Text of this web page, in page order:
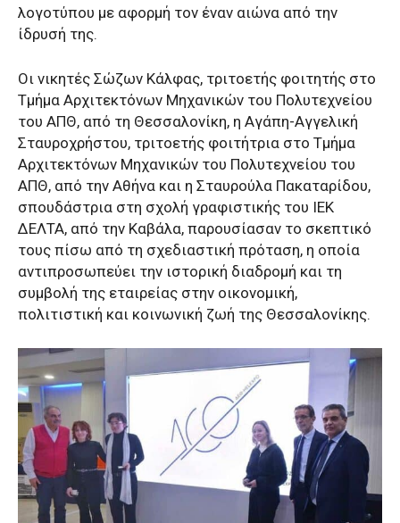
λογοτύπου με αφορμή τον έναν αιώνα από την
ίδρυσή της.
Οι νικητές Σώζων Κάλφας, τριτοετής φοιτητής στο
Τμήμα Αρχιτεκτόνων Μηχανικών του Πολυτεχνείου
του ΑΠΘ, από τη Θεσσαλονίκη, η Αγάπη-Αγγελική
Σταυροχρήστου, τριτοετής φοιτήτρια στο Τμήμα
Αρχιτεκτόνων Μηχανικών του Πολυτεχνείου του
ΑΠΘ, από την Αθήνα και η Σταυρούλα Πακαταρίδου,
σπουδάστρια στη σχολή γραφιστικής του ΙΕΚ
ΔΕΛΤΑ, από την Καβάλα, παρουσίασαν το σκεπτικό
τους πίσω από τη σχεδιαστική πρόταση, η οποία
αντιπροσωπεύει την ιστορική διαδρομή και τη
συμβολή της εταιρείας στην οικονομική,
πολιτιστική και κοινωνική ζωή της Θεσσαλονίκης.